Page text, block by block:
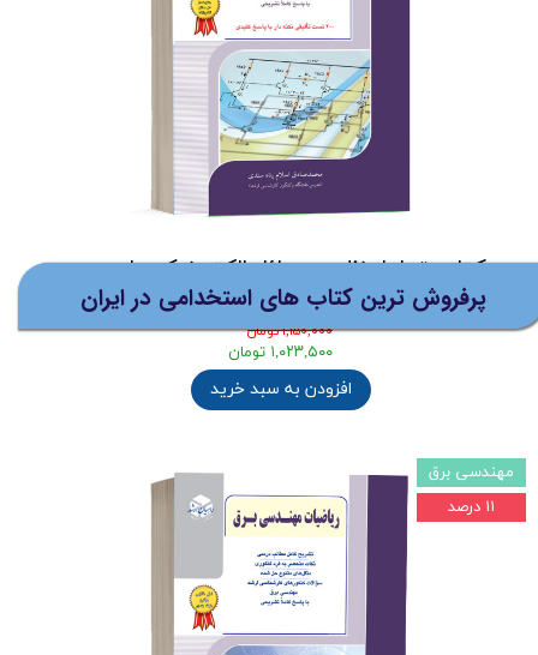
(ارسال رایگان برای خرید های
بالای 5 میلیون تومان)
کتاب تحلیل نظری مسائل الکترونیک جلد دوم
انتشارات راهیان ارشد
۱,۱۵۰,۰۰۰ تومان
۱,۰۲۳,۵۰۰ تومان
افزودن به سبد خرید
مهندسی برق
۱۱ درصد
پرفروش ترین کتاب های استخدامی در ایران